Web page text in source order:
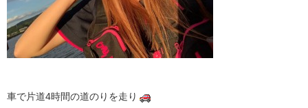
車で片道4時間の道のりを走り